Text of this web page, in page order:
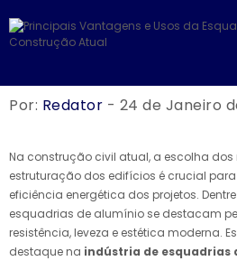
Por: Redator - 24 de Janeiro
Na construção civil atual, a escolha
estruturação dos edifícios é crucial
eficiência energética dos projetos.
esquadrias de alumínio se destacam
resistência, leveza e estética moderna.
destaque na indústria de esquadrias